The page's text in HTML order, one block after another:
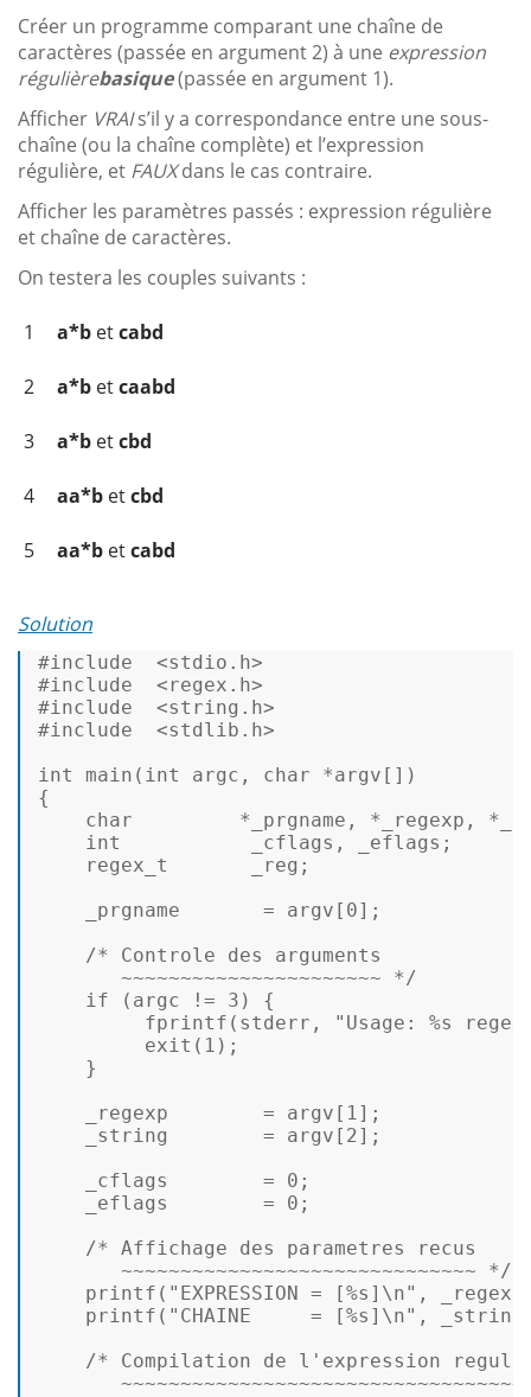
Créer un programme comparant une chaîne de
caractères (passée en argument 2) à une expression
régulièrebasique(passée en argument 1).
Afficher VRAIs’il y a correspondance entre une sous-
chaîne (ou la chaîne complète) et l’expression
régulière, et FAUXdans le cas contraire.
Afficher les paramètres passés : expression régulière
et chaîne de caractères.
On testera les couples suivants :
1 a*b etcabd
2 a*b etcaabd
3 a*b etcbd
4 aa*b etcbd
5 aa*b etcabd
Solution
#include
<stdio.h>
#include
<regex.h>
#include
<string.h>
#include
<stdlib.h>
int
main ( int argc, char *argv[])
{
char *_prgname, *_regexp,
int
_cflags, _eflags;
regex_t
_reg;
_prgname       = argv[ 0];
/* Controle des arguments
~~~~~~~~~~~~~~~~~~~~~~ */
if (argc != 3 ) {
fprintf (stderr,
"Usage: %s
exit ( 1 );
}
_regexp        = argv[ 1];
_string        = argv[ 2];
_cflags        = 0 ;
_eflags        = 0 ;
/* Affichage des parametres recus
~~~~~~~~~~~~~~~~~~~~~~~~~~~~~~ */
printf ( "EXPRESSION = [%s]\n" ,
printf ( "CHAINE     = [%s]\n" ,
/* Compilation de l'expression